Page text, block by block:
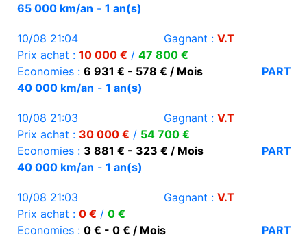
65 000 km/an - 1 an(s)
10/08 21:04 Gagnant : V.T
Prix achat : 10 000 € / 47 800 €
Economies : 6 931 € - 578 € / Mois
PART
40 000 km/an - 1 an(s)
10/08 21:03 Gagnant : V.T
Prix achat : 30 000 € / 54 700 €
Economies : 3 881 € - 323 € / Mois
PART
40 000 km/an - 1 an(s)
10/08 21:03 Gagnant : V.T
Prix achat : 0 € / 0 €
Economies : 0 € - 0 € / Mois
PART